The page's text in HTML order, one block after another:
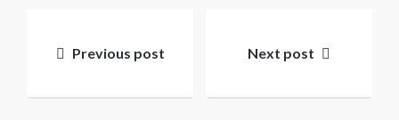
navigation
Previous post Next post